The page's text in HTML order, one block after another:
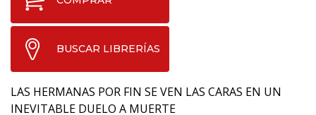
BUSCAR LIBRERÍAS
LAS HERMANAS POR FIN SE VEN LAS CARAS EN UN
INEVITABLE DUELO A MUERTE